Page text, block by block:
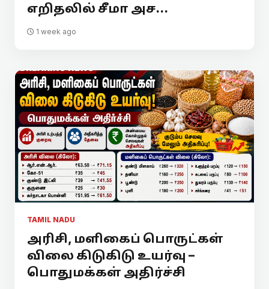
எறிதலில் சீமா அச...
1 week ago
TAMIL NADU
அரிசி, மளிகைப் பொருட்கள்
விலை கிடுகிடு உயர்வு –
பொதுமக்கள் அதிர்ச்சி